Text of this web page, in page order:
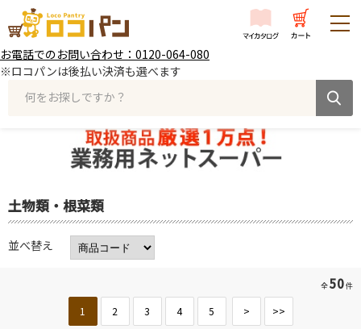
お電話でのお問い合わせ：0120-064-080
※ロコパンは後払い決済も選べます
何をお探しですか？
土物類・根菜類
並べ替え
全50件
1 2 3 4 5 > >>